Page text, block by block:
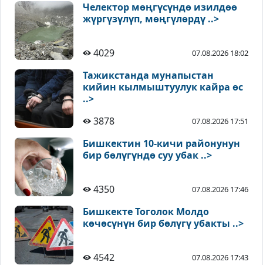
Челектор мөңгүсүндө изилдөө
жүргүзүлүп, мөңгүлөрдү ..>
4029 07.08.2026 18:02
Тажикстанда мунапыстан
кийин кылмыштуулук кайра өс
..>
3878
07.08.2026 17:51
Бишкектин 10-кичи районунун
бир бөлүгүндө суу убак ..>
4350 07.08.2026 17:46
Бишкекте Тоголок Молдо
көчөсүнүн бир бөлүгү убакты ..>
4542 07.08.2026 17:43